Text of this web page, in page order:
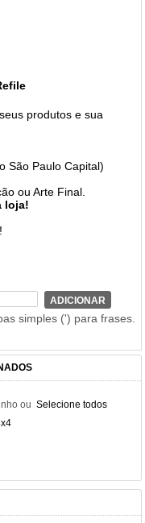
produtos e sua
São Paulo Capital)
ou Arte Final.
loja!
ADICIONAR
simples (') para frases.
ouSelecione todos